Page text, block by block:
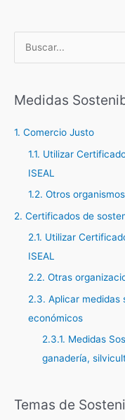
c
r
:
Medidas
1. Comercio Justo
1.1. Utilizar
ISEAL
1.2. Otros
2. Certificados de
2.1. Utilizar
ISEAL
2.2. Otras
2.3. Aplicar medidas
económicos
2.3.1. Medidas
ganadería,
Temas de